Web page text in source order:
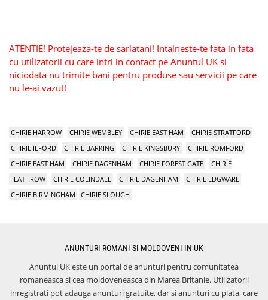
ATENTIE! Protejeaza-te de sarlatani! Intalneste-te fata in fata
cu utilizatorii cu care intri in contact pe Anuntul UK si
niciodata nu trimite bani pentru produse sau servicii pe care
nu le-ai vazut!
CHIRIE HARROW CHIRIE WEMBLEY CHIRIE EAST HAM
CHIRIE STRATFORD
CHIRIE ILFORD
CHIRIE BARKING CHIRIE KINGSBURY
CHIRIE ROMFORD
CHIRIE EAST HAM
CHIRIE DAGENHAM CHIRIE FOREST GATE
CHIRIE
HEATHROW
CHIRIE COLINDALE CHIRIE DAGENHAM
CHIRIE EDGWARE
CHIRIE BIRMINGHAM
CHIRIE SLOUGH
ANUNTURI ROMANI SI MOLDOVENI IN UK
Anuntul UK este un portal de anunturi pentru comunitatea
romaneasca si cea moldoveneasca din Marea Britanie. Utilizatorii
inregistrati pot adauga anunturi gratuite, dar si anunturi cu plata, care